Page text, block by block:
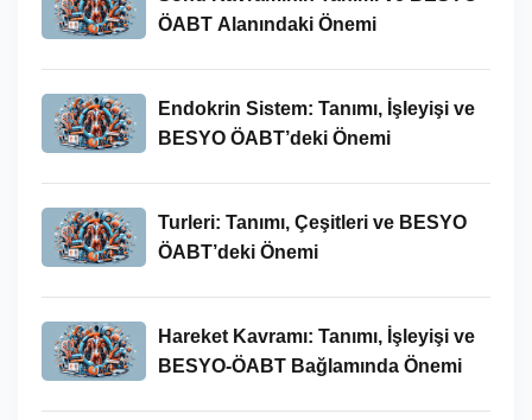
ÖABT Alanındaki Önemi
Endokrin Sistem: Tanımı, İşleyişi ve
BESYO ÖABT’deki Önemi
Turleri: Tanımı, Çeşitleri ve BESYO
ÖABT’deki Önemi
Hareket Kavramı: Tanımı, İşleyişi ve
BESYO-ÖABT Bağlamında Önemi